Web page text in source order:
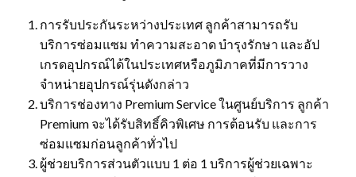
การรับประกันระหว่างประเทศ ลูกค้าสามารถรับ
บริการซ่อมแซม ทำความสะอาด บำรุงรักษา และอัป
เกรดอุปกรณ์ได้ในประเทศหรือภูมิภาคที่มีการวาง
จำหน่ายอุปกรณ์รุ่นดังกล่าว
บริการช่องทาง Premium Service ในศูนย์บริการ ลูกค้า
Premium จะได้รับสิทธิ์คิวพิเศษ การต้อนรับ และการ
ซ่อมแซมก่อนลูกค้าทั่วไป
ผู้ช่วยบริการส่วนตัวแบบ 1 ต่อ 1 บริการผู้ช่วยเฉพาะ